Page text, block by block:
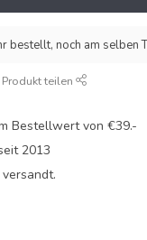
bestellt, noch am selben
Produkt teilen
Bestellwert von €39.-
2013